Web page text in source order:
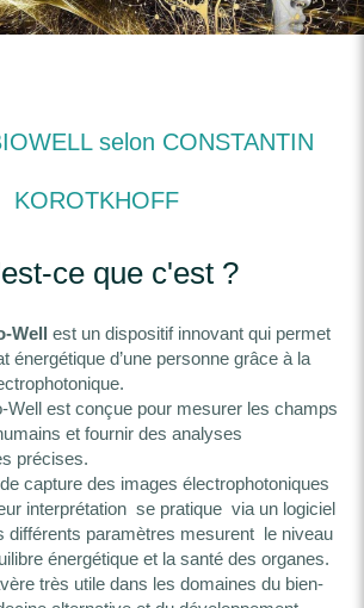
selon CONSTANTIN
KOROTKHOFF
ce que c'est ?
Well est un dispositif innovant qui permet
énergétique d’une personne grâce à la
Well est conçue pour mesurer les champs
et fournir des analyses
précises.
capture des images électrophotoniques
interprétation se pratique via un logiciel
différents paramètres mesurent le niveau
énergétique et la santé des organes.
très utile dans les domaines du bien-